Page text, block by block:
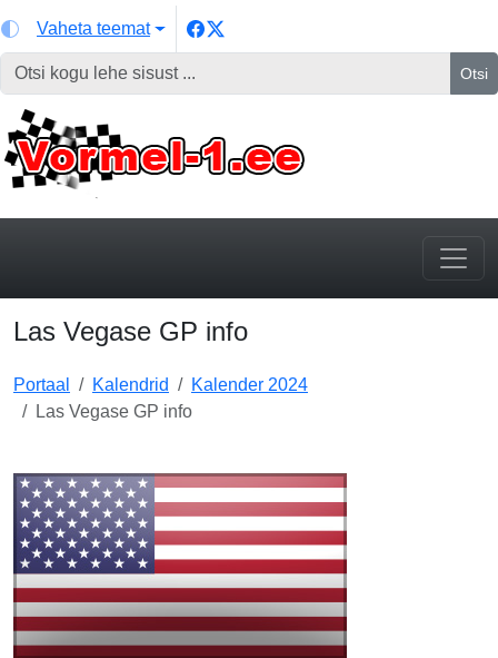
Vaheta teemat
Otsi
Las Vegase GP info
Portaal Kalendrid
Kalender 2024
Las Vegase GP info